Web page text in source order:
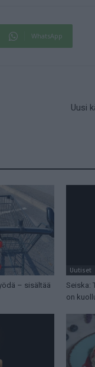
WhatsApp
Uusi
– sisältää
Uutiset
Seiska:
on